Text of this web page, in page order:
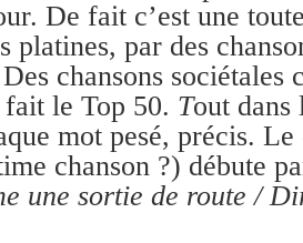
De fait c’est une
platines, par des
chansons
le Top 50. Tout dans
mot pesé, précis. Le
chanson ?) débute
une sortie de route /